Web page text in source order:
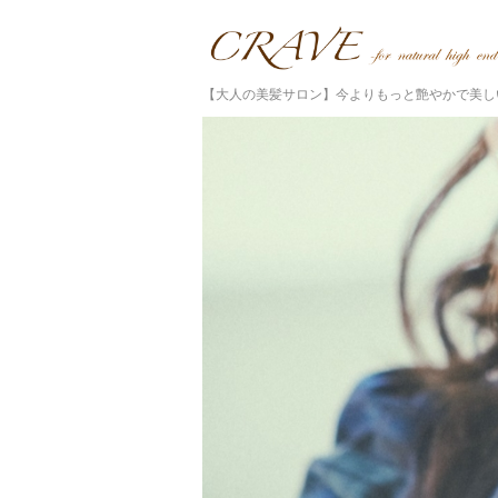
【大人の美髪サロン】今よりもっと艶やかで美